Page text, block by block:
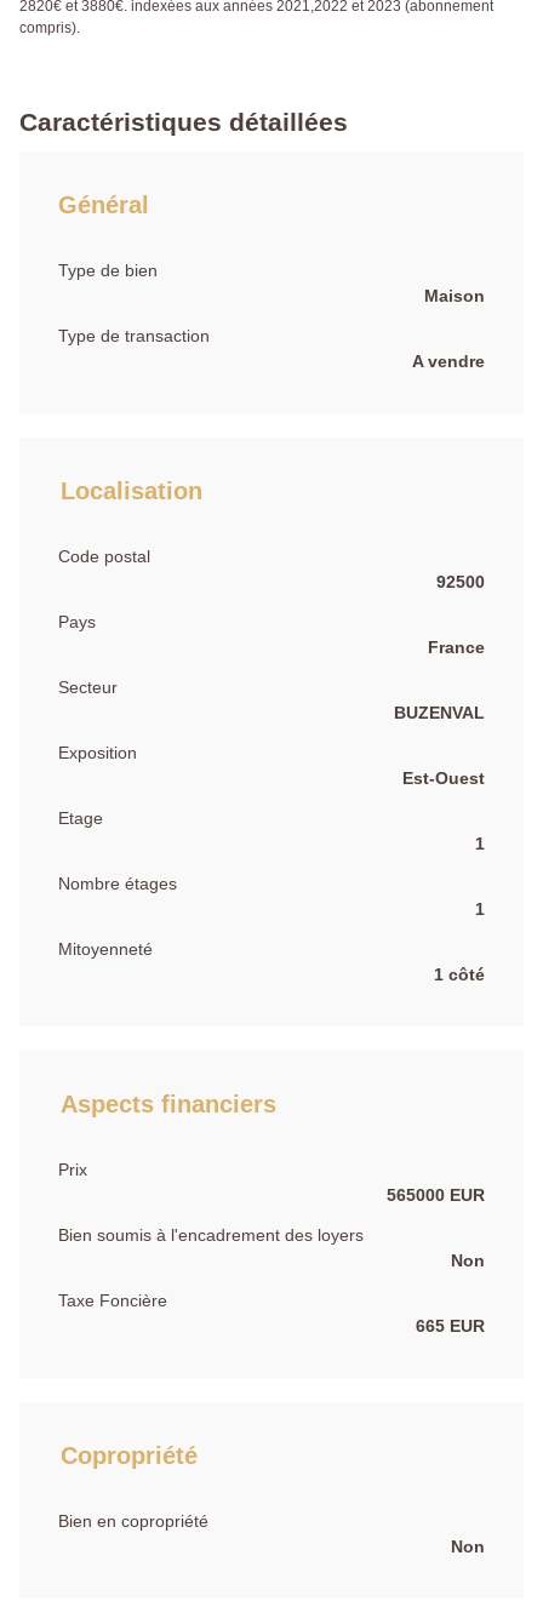
2820€ et 3880€. indexées aux années 2021,2022 et 2023 (abonnement
compris).
Caractéristiques détaillées
Général
Type de bien
Maison
Type de transaction
A vendre
Localisation
Code postal
92500
Pays
France
Secteur
BUZENVAL
Exposition
Est-Ouest
Etage
1
Nombre étages
1
Mitoyenneté
1 côté
Aspects financiers
Prix
565000 EUR
Bien soumis à l'encadrement des loyers
Non
Taxe Foncière
665 EUR
Copropriété
Bien en copropriété
Non